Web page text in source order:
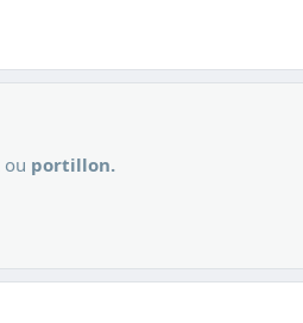
ou portillon.